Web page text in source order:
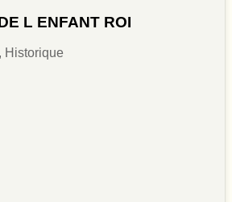
L ENFANT ROI
Historique